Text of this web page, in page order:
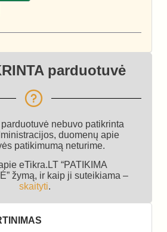
parduotuvė
nebuvo patikrinta
duomenų apie
patikimumą neturime.
eTikra.LT “PATIKIMA
žymą, ir kaip ji suteikiama –
skaityti.